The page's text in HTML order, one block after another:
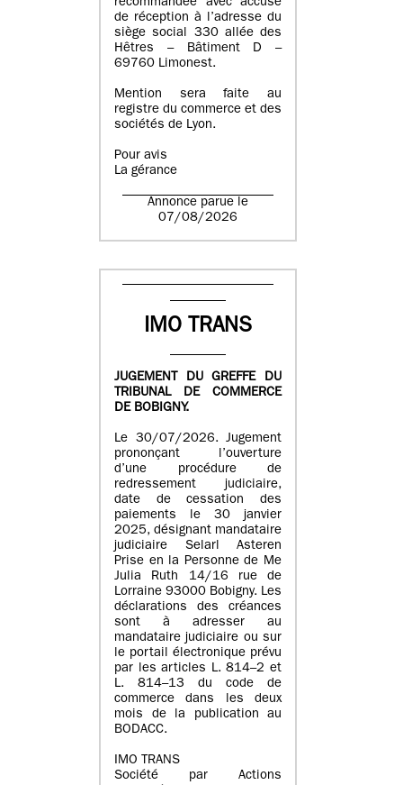
recommandée avec accusé
de réception à l’adresse du
siège social 330 allée des
Hêtres – Bâtiment D –
69760 Limonest.
Mention sera faite au
registre du commerce et des
sociétés de Lyon.
Pour avis
La gérance
Annonce parue le
07/08/2026
IMO TRANS
JUGEMENT DU GREFFE DU
TRIBUNAL DE COMMERCE
DE BOBIGNY.
Le 30/07/2026. Jugement
prononçant l’ouverture
d’une procédure de
redressement judiciaire,
date de cessation des
paiements le 30 janvier
2025, désignant mandataire
judiciaire Selarl Asteren
Prise en la Personne de Me
Julia Ruth 14/16 rue de
Lorraine 93000 Bobigny. Les
déclarations des créances
sont à adresser au
mandataire judiciaire ou sur
le portail électronique prévu
par les articles L. 814–2 et
L. 814–13 du code de
commerce dans les deux
mois de la publication au
BODACC.
IMO TRANS
Société par Actions